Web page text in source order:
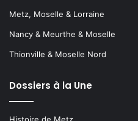
Metz, Moselle & Lorraine
Nancy & Meurthe & Moselle
Thionville & Moselle Nord
Dossiers à la Une